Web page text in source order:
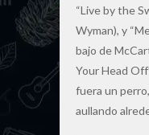
“Live by the
Wyman), y
bajo de
Your Head
fuera un
aullando